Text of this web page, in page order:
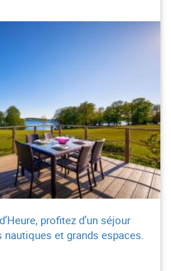
profitez d’un séjour
et grands espaces.